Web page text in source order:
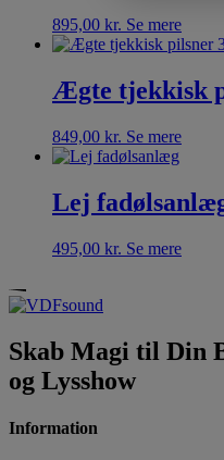
895,00 kr. Se mere
Ægte tjekkisk
849,00 kr. Se mere
Lej
495,00 kr. Se mere
Skab Magi til Din
og Lysshow
Information